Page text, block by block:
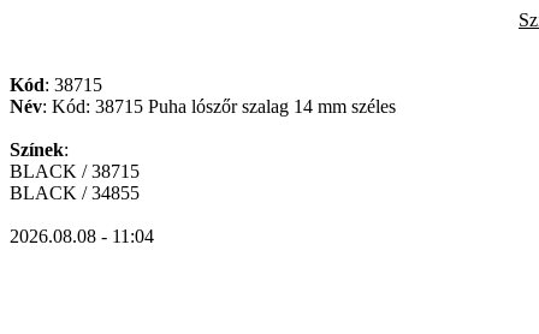
Kód: 38715
Név: Kód: 38715 Puha lószőr szalag 14 mm széles
Színek:
BLACK / 38715
BLACK / 34855
2026.08.08 - 11:04